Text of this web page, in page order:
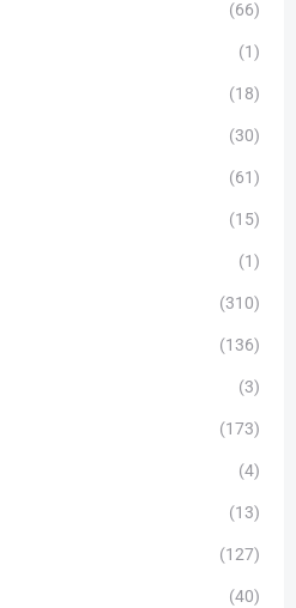
(66)
(1)
(18)
(30)
(61)
(15)
(1)
(310)
(136)
(3)
(173)
(4)
(13)
(127)
(40)